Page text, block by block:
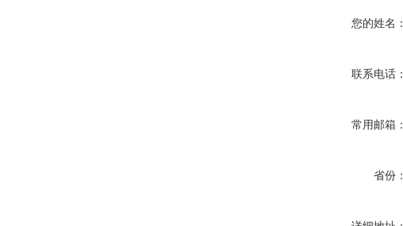
您的姓名：
联系电话：
常用邮箱：
省份：